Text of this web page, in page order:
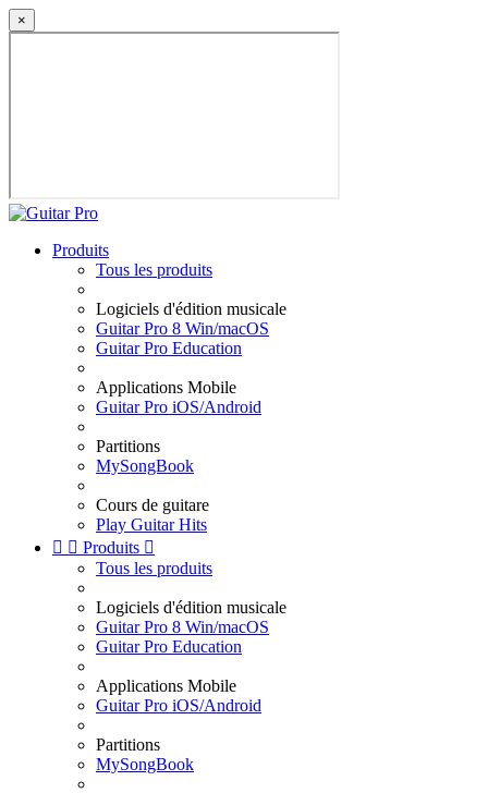
×
Produits
Tous les produits
Logiciels d'édition musicale
Guitar Pro 8 Win/macOS
Guitar Pro Education
Applications Mobile
Guitar Pro iOS/Android
Partitions
MySongBook
Cours de guitare
Play Guitar Hits
  Produits 
Tous les produits
Logiciels d'édition musicale
Guitar Pro 8 Win/macOS
Guitar Pro Education
Applications Mobile
Guitar Pro iOS/Android
Partitions
MySongBook